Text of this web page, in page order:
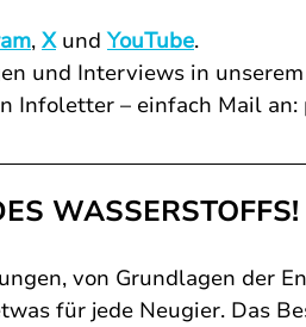
, X undYouTube.
und Interviews in unserem
Infoletter – einfach Mail an:
WASSERSTOFFS!
von Grundlagen der
für jede Neugier. Das